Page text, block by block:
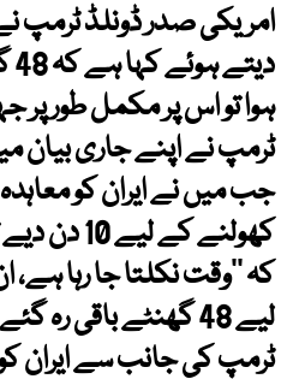
امریکی صدر ڈونلڈ ٹرمپ
ہوا تو اس پر مکمل طور پر
ٹرمپ نے اپنے جاری بیان
جب میں نے ایران کو معاہدہ
کھولنے کے
کہ ’’وقت نکلتا جا رہا
لیے 48 گھنٹے باقی